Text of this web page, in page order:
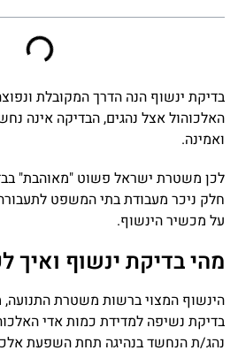
בדיקת ינשוף הנה הדרך המקובלת
האלכוהול אצל נהגים, הבדיקה אינה
ואמינה.
לכן משטרת ישראל פשוט "מאוהבת"
חלק ניכר מעבודת בתי המשפט
על מכשיר הינשוף.
מהי בדיקת ינשוף ואיך
הינשוף המצוי ברשות משטרת התנועה,
בדיקת נשיפה למדידת כמות אדי
נהג/ת הנחשד בנהיגה תחת השפעת